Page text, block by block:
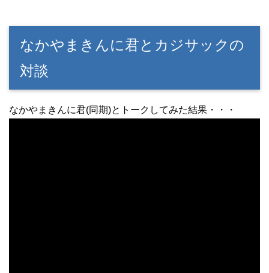
なかやまきんに君とカジサックの
対談
なかやまきんに君(同期)とトークしてみた結果・・・